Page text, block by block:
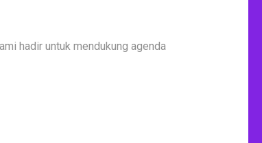
hadir untuk mendukung agenda